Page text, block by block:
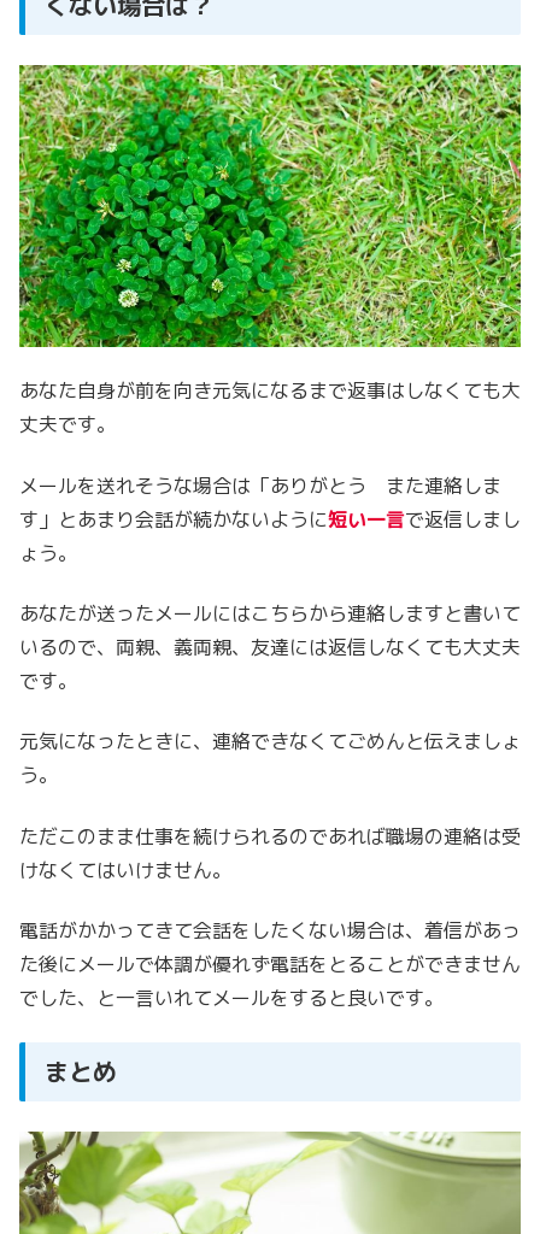
あなた自身が前を向き元気になるまで返事はしなくても大
丈夫です。
メールを送れそうな場合は「ありがとう また連絡しま
す」とあまり会話が続かないように短い一言で返信しまし
ょう。
あなたが送ったメールにはこちらから連絡しますと書いて
いるので、両親、義両親、友達には返信しなくても大丈夫
です。
元気になったときに、連絡できなくてごめんと伝えましょ
う。
ただこのまま仕事を続けられるのであれば職場の連絡は受
けなくてはいけません。
電話がかかってきて会話をしたくない場合は、着信があっ
た後にメールで体調が優れず電話をとることができません
でした、と一言いれてメールをすると良いです。
まとめ